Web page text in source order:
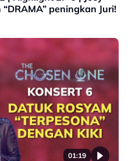
peningkan Juri!
01:19